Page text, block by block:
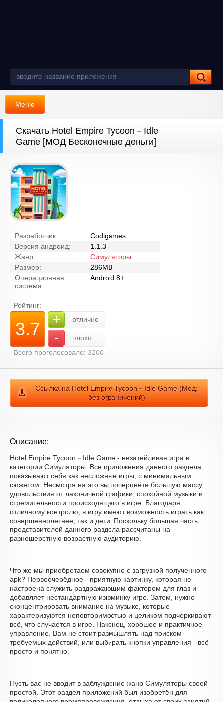
Меню
Скачать Hotel Empire Tycoon－Idle
Game [МОД Бесконечные деньги]
Разработчик:
Codigames
Версия андроид:
1.1.3
Жанр:
Симуляторы
Размер:
286MB
Операционная
система:
Android 8+
Рейтинг:
3.7 + отлично
-
плохо
Всего проголосовало: 3200
Ссылка на Hotel Empire Tycoon－Idle Game (Мод:
без ограничений)
Описание:
Hotel Empire Tycoon－Idle Game - незатейливая игра в
категории Симуляторы. Все приложения данного раздела
показывают себя как несложные игры, с минимальным
сюжетом. Несмотря на это вы почерпнёте большую массу
удовольствия от лаконичной графики, спокойной музыки и
стремительности происходящего в игре. Благодаря
отличному контролю, в игру имеют возможность играть как
совершеннолетнее, так и дети. Поскольку большая часть
представителей данного раздела рассчитаны на
разношерстную возрастную аудиторию.
Что же мы приобретаем совокупно с загрузкой полученного
apk? Первоочерёдное - приятную картинку, которая не
настроена служить раздражающим фактором для глаз и
добавляет нестандартную изюминку игре. Затем, нужно
сконцентрировать внимание на музыке, которые
характеризуются неповторимостью и целиком подчеркивают
всё, что случается в игре. Наконец, хорошее и практичное
управление. Вам не стоит размышлять над поиском
требуемых действий, или выбирать кнопки управления - всё
просто и понятно.
Пусть вас не вводит в заблуждение жанр Симуляторы своей
простой. Этот раздел приложений был изобретён для